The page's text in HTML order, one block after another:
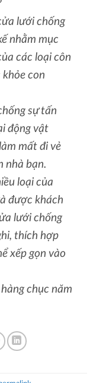
lưới chống
nhằm mục
các loại côn
con
sự tấn
động vật
mất đi vẻ
nhà bạn.
loại của
được khách
lưới chống
thích hợp
xếp gọn vào
chục năm